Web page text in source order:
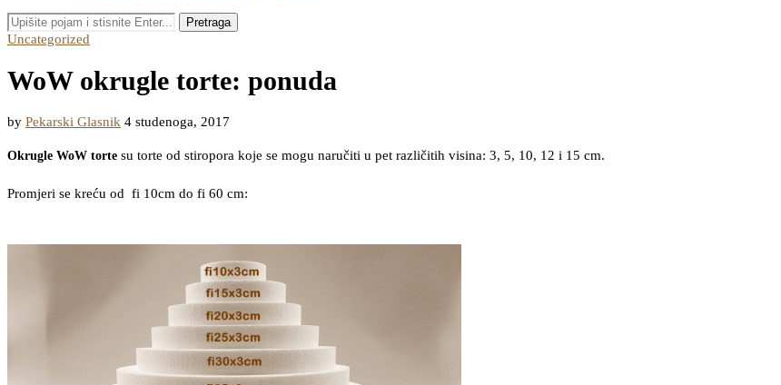
Pretraga
Uncategorized
WoW okrugle torte: ponuda
by Pekarski Glasnik 4 studenoga, 2017
Okrugle WoW torte su torte od stiropora koje se mogu naručiti u pet različitih visina: 3, 5, 10, 12 i 15 cm.
Promjeri se kreću od fi 10cm do fi 60 cm: